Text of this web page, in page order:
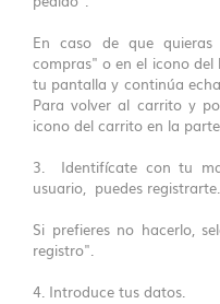
En caso de que
compras" o en el icono del
tu pantalla y continúa
Para volver al carrito y
icono del carrito en la
3. Identifícate con tu
usuario, puedes
Si prefieres no hacerlo,
registro".
4. Introduce tus datos.